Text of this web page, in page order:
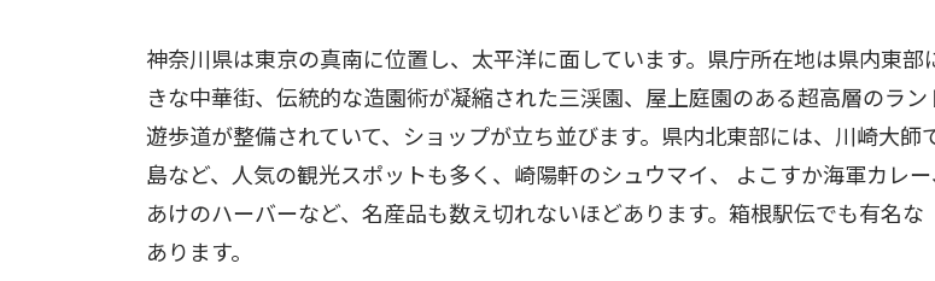
神奈川県は東京の真南に位置し、太平洋に面しています。県庁所在地は県内東
きな中華街、伝統的な造園術が凝縮された三渓園、屋上庭園のある超高層のラ
遊歩道が整備されていて、ショップが立ち並びます。県内北東部には、川崎大
島など、人気の観光スポットも多く、崎陽軒のシュウマイ、 よこすか海軍カレ
あけのハーバーなど、名産品も数え切れないほどあります。箱根駅伝でも有名
あります。